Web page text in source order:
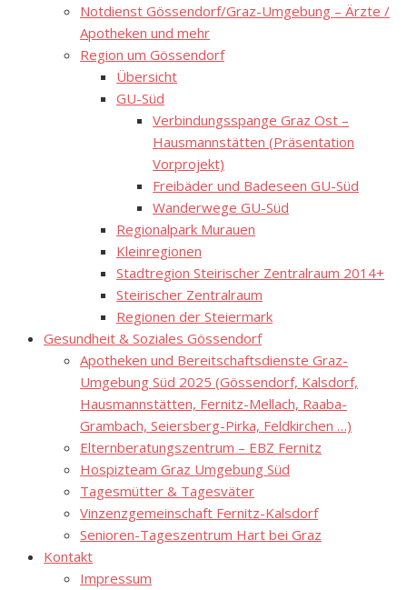
Notdienst Gössendorf/Graz-Umgebung – Ärzte /
Apotheken und mehr
Region um Gössendorf
Übersicht
GU-Süd
Verbindungsspange Graz Ost –
Hausmannstätten (Präsentation
Vorprojekt)
Freibäder und Badeseen GU-Süd
Wanderwege GU-Süd
Regionalpark Murauen
Kleinregionen
Stadtregion Steirischer Zentralraum 2014+
Steirischer Zentralraum
Regionen der Steiermark
Gesundheit & Soziales Gössendorf
Apotheken und Bereitschaftsdienste Graz-
Umgebung Süd 2025 (Gössendorf, Kalsdorf,
Hausmannstätten, Fernitz-Mellach, Raaba-
Grambach, Seiersberg-Pirka, Feldkirchen …)
Elternberatungszentrum – EBZ Fernitz
Hospizteam Graz Umgebung Süd
Tagesmütter & Tagesväter
Vinzenzgemeinschaft Fernitz-Kalsdorf
Senioren-Tageszentrum Hart bei Graz
Kontakt
Impressum